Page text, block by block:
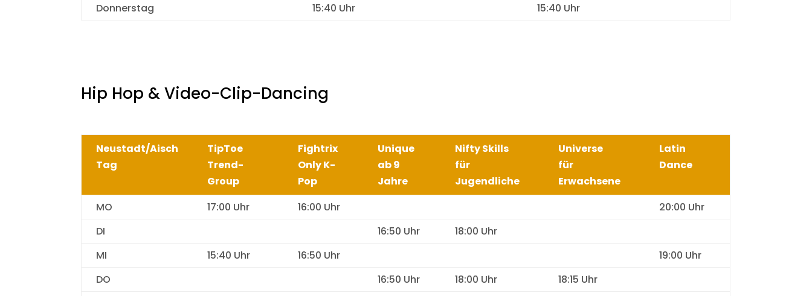
Donnerstag
15:40 Uhr 15:40 Uhr
Hip Hop & Video-Clip-Dancing
Neustadt/Aisch
Tag
TipToe
Trend-
Group
Fightrix
Only K-
Pop
Unique
ab 9
Jahre
Nifty Skills
für
Jugendliche
Universe
für
Erwachsene
Latin
Dance
MO 17:00 Uhr 16:00 Uhr
20:00 Uhr
DI
16:50 Uhr
18:00 Uhr
MI
15:40 Uhr 16:50 Uhr
19:00 Uhr
DO
16:50 Uhr 18:00 Uhr
18:15 Uhr